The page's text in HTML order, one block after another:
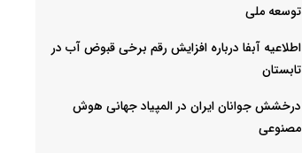
توسعه ملی
اطلاعیه آبفا درباره افزایش رقم برخی قبوض آب در
تابستان
درخشش جوانان ایران در المپیاد جهانی هوش
مصنوعی